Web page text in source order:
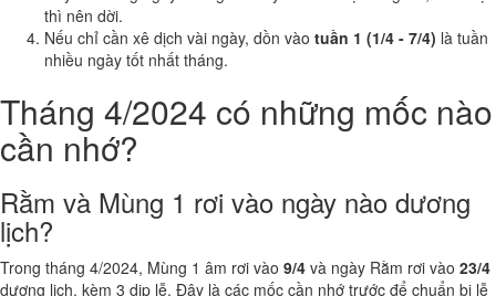
thì nên dời.
Nếu chỉ cần xê dịch vài ngày, dồn vào tuần 1 (1/4 - 7/4) là tuần
nhiều ngày tốt nhất tháng.
Tháng 4/2024 có những mốc nào
cần nhớ?
Rằm và Mùng 1 rơi vào ngày nào dương
lịch?
Trong tháng 4/2024, Mùng 1 âm rơi vào 9/4 và ngày Rằm rơi vào 23/4
dương lịch, kèm 3 dịp lễ. Đây là các mốc cần nhớ trước để chuẩn bị lễ